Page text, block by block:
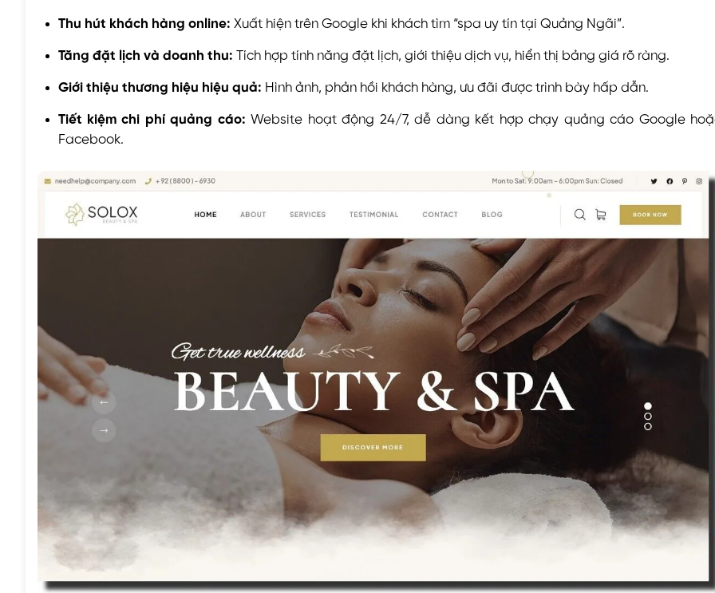
Thu hút khách hàng online: Xuất hiện trên Google khi khách tìm “spa uy tín tại Quảng Ngãi”.
Tăng đặt lịch và doanh thu: Tích hợp tính năng đặt lịch, giới thiệu dịch vụ, hiển thị bảng giá rõ ràng.
Giới thiệu thương hiệu hiệu quả: Hình ảnh, phản hồi khách hàng, ưu đãi được trình bày hấp dẫn.
Tiết kiệm chi phí quảng cáo: Website hoạt động 24/7, dễ dàng kết hợp chạy quảng cáo Google
Facebook.